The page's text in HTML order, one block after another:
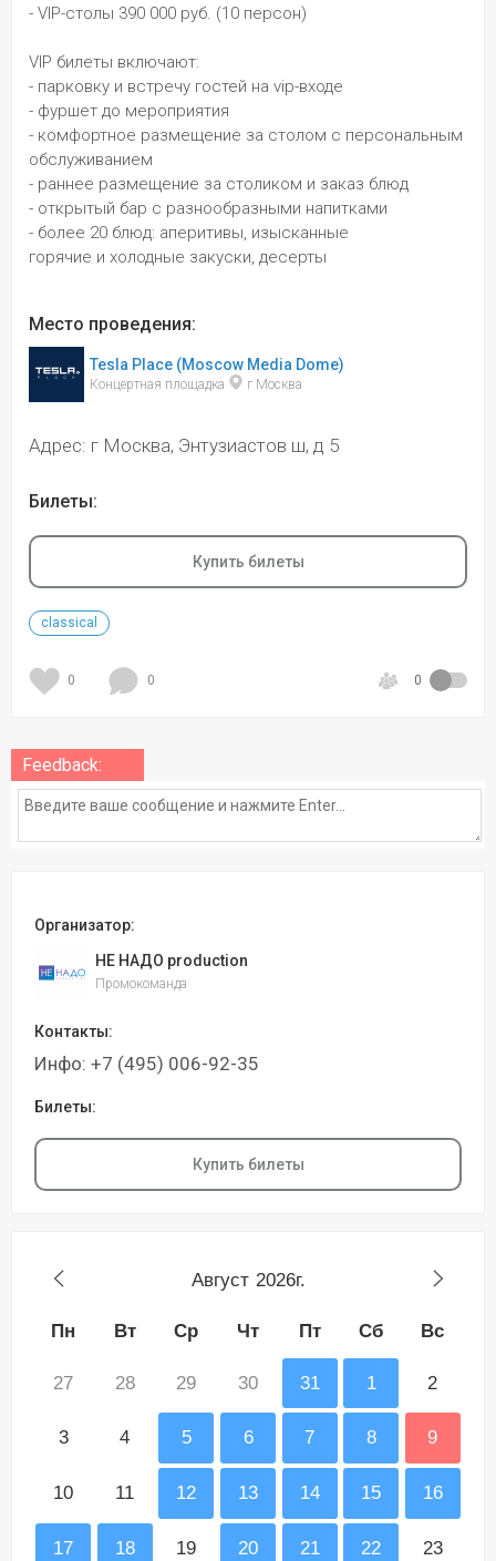
- VIP-столы 390 000 руб. (10 персон)
VIP билеты включают:
- парковку и встречу гостей на vip-входе
- фуршет до мероприятия
- комфортное размещение за столом с персональным
обслуживанием
- раннее размещение за столиком и заказ блюд
- открытый бар с разнообразными напитками
- более 20 блюд: аперитивы, изысканные
горячие и холодные закуски, десерты
Место проведения:
Tesla Place (Moscow Media Dome)
Концертная площадка г Москва
Адрес: г Москва, Энтузиастов ш, д 5
Билеты:
Купить билеты
classical
0 0 0
Feedback:
Организатор:
НЕ НАДО production
Промокоманда
Контакты:
Инфо: +7 (495) 006-92-35
Билеты:
Купить билеты
Август 2026г.
Пн Вт Ср Чт Пт Сб Вс
27 28 29 30 31 1 2
3 4 5 6 7 8 9
10 11 12 13 14 15 16
17 18 19 20 21 22 23